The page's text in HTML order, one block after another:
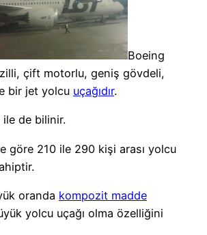
Boeing
çift motorlu, geniş gövdeli,
bir jet yolcu uçağıdır.
ile de bilinir.
göre 210 ile 290 kişi arası yolcu
oranda kompozit madde
yolcu uçağı olma özelliğini